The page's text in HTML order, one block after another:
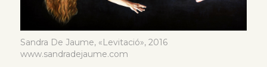
Sandra De Jaume, «Levitació», 2016
www.sandradejaume.com